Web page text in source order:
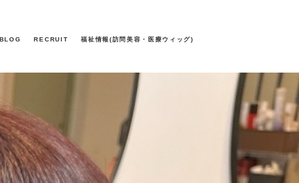
BLOG RECRUIT 福祉情報(訪問美容・医療ウィッグ)